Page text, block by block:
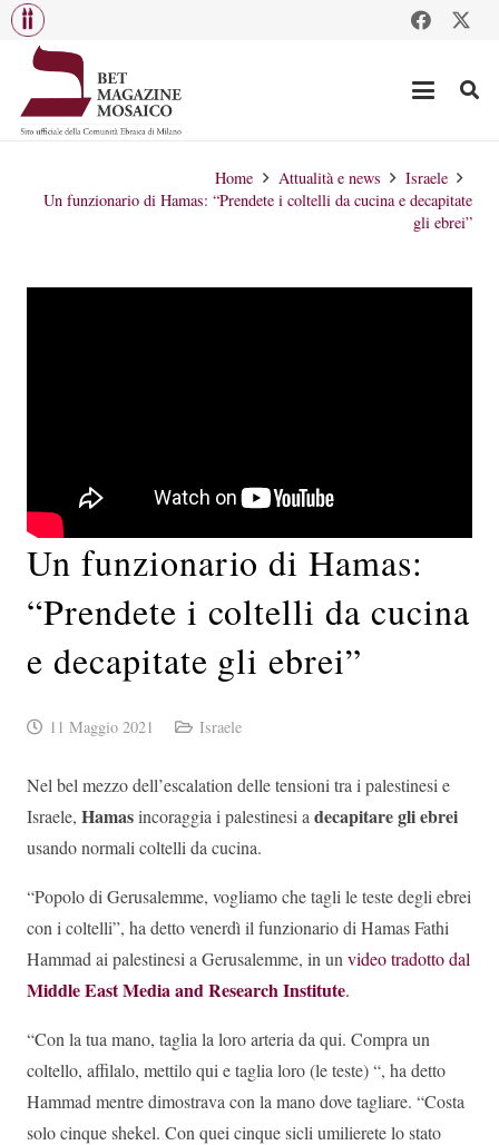
Home Attualità e news
Israele
Un funzionario di Hamas: “Prendete i coltelli da cucina e decapitate
gli ebrei”
Un funzionario di Hamas:
“Prendete i coltelli da cucina
e decapitate gli ebrei”
11 Maggio 2021 Israele
Nel bel mezzo dell’escalation delle tensioni tra i palestinesi e
Israele, Hamasincoraggia i palestinesi a decapitare gli ebrei
usando normali coltelli da cucina.
“Popolo di Gerusalemme, vogliamo che tagli le teste degli ebrei
con i coltelli”, ha detto venerdì il funzionario di Hamas Fathi
Hammad ai palestinesi a Gerusalemme, in un video tradotto dal
Middle East Media and Research Institute.
“Con la tua mano, taglia la loro arteria da qui. Compra un
coltello, affilalo, mettilo qui e taglia loro (le teste) “, ha detto
Hammad mentre dimostrava con la mano dove tagliare. “Costa
solo cinque shekel. Con quei cinque sicli umilierete lo stato